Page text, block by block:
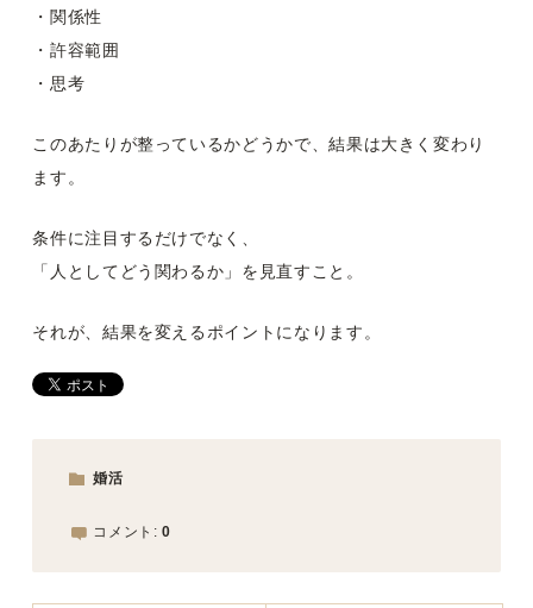
・関係性
・許容範囲
・思考
このあたりが整っているかどうかで、結果は大きく変わり
ます。
条件に注目するだけでなく、
「人としてどう関わるか」を見直すこと。
それが、結果を変えるポイントになります。
婚活
コメント:0